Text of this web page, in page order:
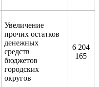
Увеличение
прочих остатков
денежных
средств
бюджетов
городских
округов
6 204
165